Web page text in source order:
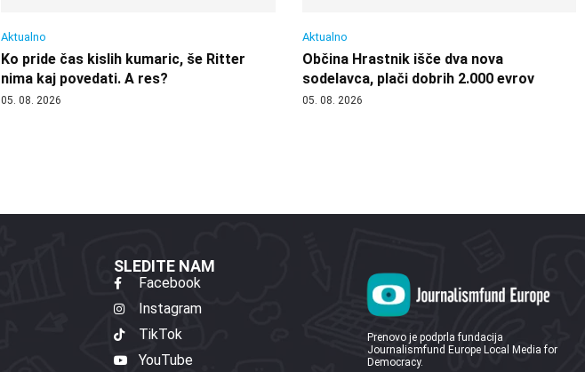
Aktualno
Ko pride čas kislih kumaric, še Ritter
nima kaj povedati. A res?
05. 08. 2026
Aktualno
Občina Hrastnik išče dva nova
sodelavca, plači dobrih 2.000 evrov
05. 08. 2026
SLEDITE NAM
Facebook
Instagram
TikTok
YouTube
Prenovo je podprla fundacija
Journalismfund Europe Local Media for
Democracy.